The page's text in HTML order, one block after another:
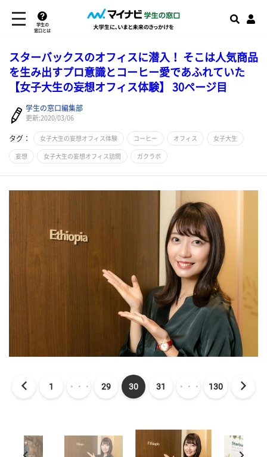
学生の
窓口とは
スターバックスのオフィスに潜入！ そこは人気商品
を生み出すプロ意識とコーヒー愛であふれていた
【女子大生の妄想オフィス体験】 30ページ目
学生の窓口編集部
更新:2020/03/06
タグ： 女子大生の妄想オフィス体験 コーヒー オフィス 女子大生
妄想 女子大生の妄想オフィス訪問 ガクラボ
1 ・・・ 29 30 31 ・・・ 130